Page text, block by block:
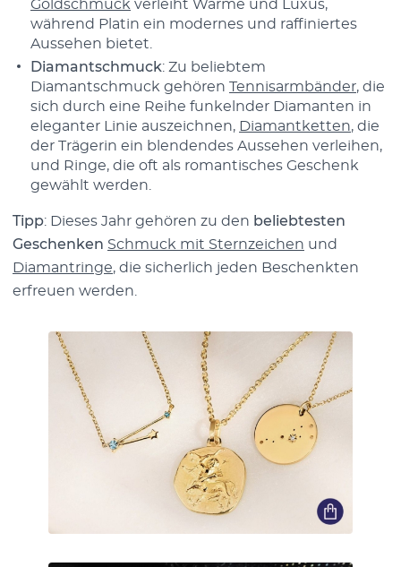
Goldschmuck verleiht Wärme und Luxus,
während Platin ein modernes und raffiniertes
Aussehen bietet.
Diamantschmuck: Zu beliebtem
Diamantschmuck gehören Tennisarmbänder, die
sich durch eine Reihe funkelnder Diamanten in
eleganter Linie auszeichnen, Diamantketten, die
der Trägerin ein blendendes Aussehen verleihen,
und Ringe, die oft als romantisches Geschenk
gewählt werden.
Tipp: Dieses Jahr gehören zu den beliebtesten
Geschenken Schmuck mit Sternzeichen und
Diamantringe, die sicherlich jeden Beschenkten
erfreuen werden.